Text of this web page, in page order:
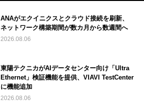
ANAがエクイニクスとクラウド接続を刷新、
ネットワーク構築期間が数カ月から数週間へ
2026.08.06
東陽テクニカがAIデータセンター向け「Ultra
Ethernet」検証機能を提供、VIAVI TestCenter
に機能追加
2026.08.06